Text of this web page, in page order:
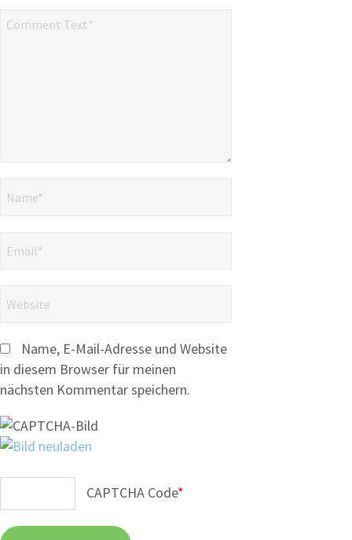
Name, E-Mail-Adresse und Website
in diesem Browser für meinen
nächsten Kommentar speichern.
CAPTCHA Code*